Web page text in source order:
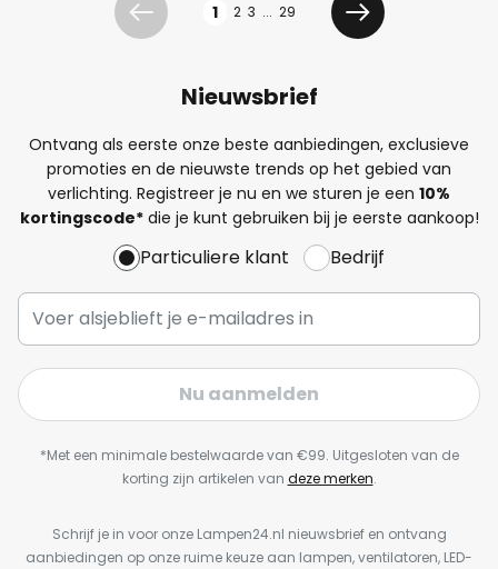
Vorige 1 2 3 ... 29
Volgende
Nieuwsbrief
Ontvang als eerste onze beste aanbiedingen, exclusieve
promoties en de nieuwste trends op het gebied van
verlichting. Registreer je nu en we sturen je een 10%
kortingscode*die je kunt gebruiken bij je eerste aankoop!
Particuliere klant Bedrijf
Nu aanmelden
*Met een minimale bestelwaarde van €99. Uitgesloten van de
korting zijn artikelen van deze merken.
Schrijf je in voor onze Lampen24.nl nieuwsbrief en ontvang
aanbiedingen op onze ruime keuze aan lampen, ventilatoren, LED-